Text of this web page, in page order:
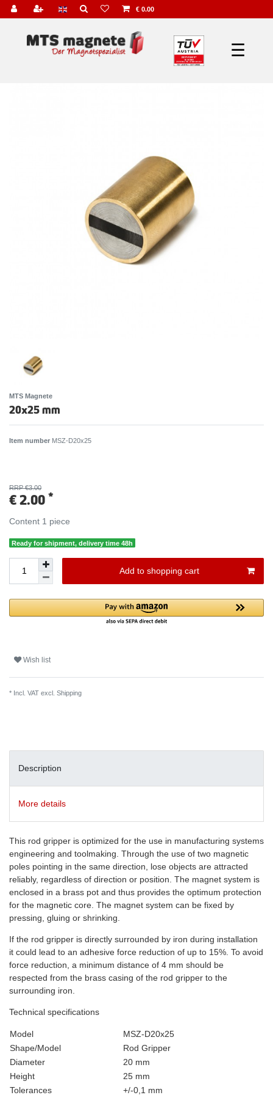
€ 0.00
☰
MTS Magnete
20x25 mm
Item number MSZ-D20x25
RRP €3.00
€ 2.00 *
Content 1 piece
Ready for shipment, delivery time 48h
Add to shopping cart
Wish list
* Incl. VAT excl. Shipping
Description
More details
This rod gripper is optimized for the use in manufacturing systems
engineering and toolmaking. Through the use of two magnetic
poles pointing in the same direction, lose objects are attracted
reliably, regardless of direction or position. The magnet system is
enclosed in a brass pot and thus provides the optimum protection
for the magnetic core. The magnet system can be fixed by
pressing, gluing or shrinking.
If the rod gripper is directly surrounded by iron during installation​
it could lead to an adhesive force reduction of up to 15%. To avoid
force reduction, a minimum distance of 4 mm should be
respected from the brass casing of the rod gripper to the
surrounding iron.
Technical specifications
Model
MSZ-D20x25
Shape/Model
Rod Gripper
Diameter
20 mm
Height
25 mm
Tolerances
+/-0,1 mm